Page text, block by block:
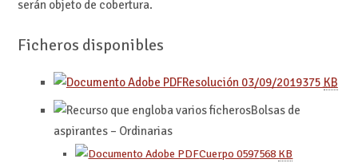
serán objeto de cobertura.
Ficheros disponibles
Resolución 03/09/2019375 KB
Bolsas de
aspirantes – Ordinarias
Cuerpo 0597568 KB